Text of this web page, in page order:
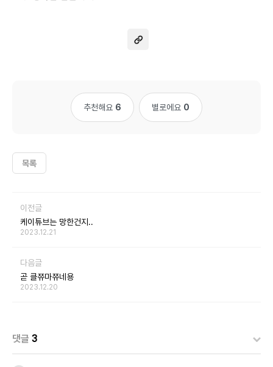
추천해요 6 별로에요 0
목록
이전글
케이튜브는 망한건지..
2023.12.21
다음글
곧 클쮸마쮸네용
2023.12.20
댓글 3